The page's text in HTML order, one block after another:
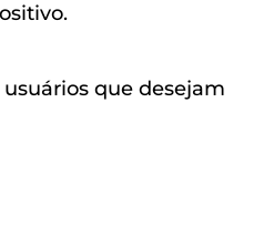
que desejam